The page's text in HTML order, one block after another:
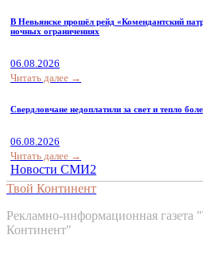
В Невьянске прошёл рейд «Комендантский
ночных ограничениях
06.08.2026
Читать далее →
Свердловчане недоплатили за свет и тепло
06.08.2026
Читать далее →
Новости СМИ2
Твой Континент
Рекламно-информационная газета
Континент"